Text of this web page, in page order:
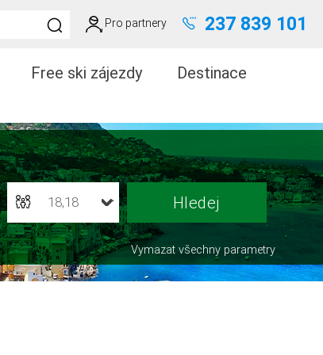
Pro partnery 237 839 101
Free ski zájezdy Destinace
18,18
Vymazat všechny parametry